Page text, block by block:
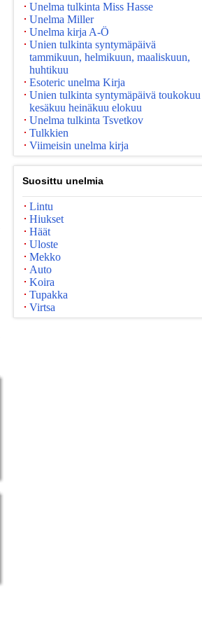
Unelma tulkinta Miss Hasse
Unelma Miller
Unelma kirja A-Ö
Unien tulkinta syntymäpäivä
tammikuun, helmikuun, maaliskuun,
huhtikuu
Esoteric unelma Kirja
Unien tulkinta syntymäpäivä toukokuu
kesäkuu heinäkuu elokuu
Unelma tulkinta Tsvetkov
Tulkkien
Viimeisin unelma kirja
Suosittu unelmia
Lintu
Hiukset
Häät
Uloste
Mekko
Auto
Koira
Tupakka
Virtsa